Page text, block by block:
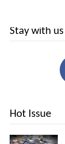
Stay with us
Hot Issue